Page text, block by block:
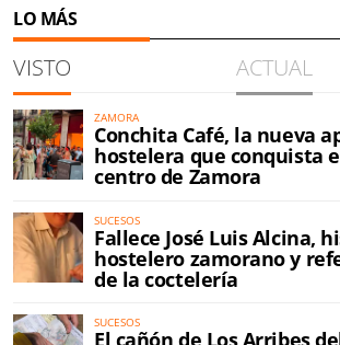
LO MÁS
VISTO ACTUAL
ZAMORA
Conchita Café, la nueva
hostelera que conquista
centro de Zamora
SUCESOS
Fallece José Luis Alcina,
hostelero zamorano y
de la coctelería
SUCESOS